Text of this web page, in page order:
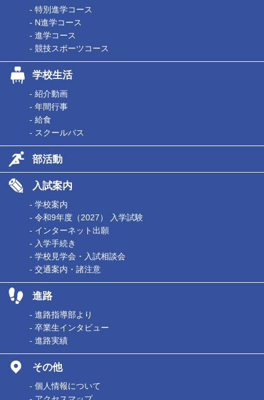
- 特別進学コース
- N進学コース
- 進学コース
- 競技スポーツコース
学校生活
- 紹介動画
- 年間行事
- 給食
- スクールバス
部活動
入試案内
- 学校案内
- 令和9年度（2027） 入学試験
- インターネット出願
- 入学手続き
- 学校見学会・入試相談会
- 交通案内・諸注意
進路
- 進路指導部より
- 卒業生インタビュー
- 進路実績
その他
- 個人情報について